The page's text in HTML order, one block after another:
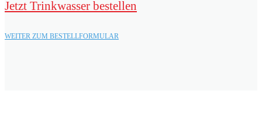
Jetzt Trinkwasser bestellen
WEITER ZUM BESTELLFORMULAR